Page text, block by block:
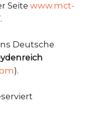
Seite www.mct-
Deutsche
).